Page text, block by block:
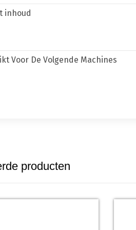
inhoud
Voor De Volgende Machines
producten